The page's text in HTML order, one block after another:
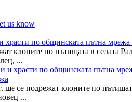
us know
храсти по общинската пътна
клоните по пътищата в селата
...
ще се подрежат клоните по
...